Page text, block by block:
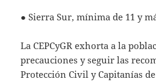
● Sierra Sur, mínima de 11 y
La CEPCyGR exhorta a la
precauciones y seguir las
Protección Civil y Capitanías